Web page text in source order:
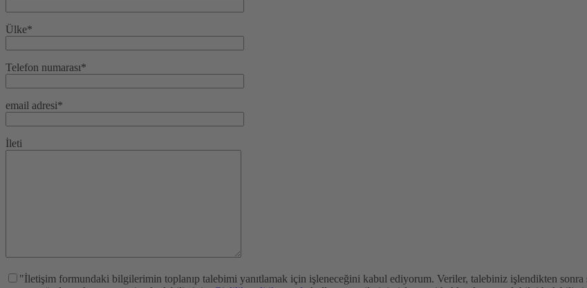
Ülke*
Telefon numarası*
email adresi*
İleti
"İletişim formundaki bilgilerimin toplanıp talebimi yanıtlamak için işleneceğini kabul ediyorum. Veriler, talebiniz işlendikten